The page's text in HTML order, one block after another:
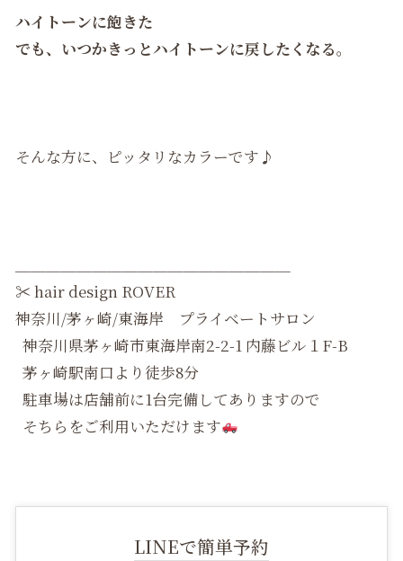
ハイトーンに飽きた
でも、いつかきっとハイトーンに戻したくなる。
そんな方に、ピッタリなカラーです♪
✂︎ hair design ROVER
神奈川/茅ヶ崎/東海岸 プライベートサロン
神奈川県茅ヶ崎市東海岸南2-2-1 内藤ビル１F-B
茅ヶ崎駅南口より徒歩8分
駐車場は店舗前に1台完備してありますので
そちらをご利用いただけます
LINEで簡単予約